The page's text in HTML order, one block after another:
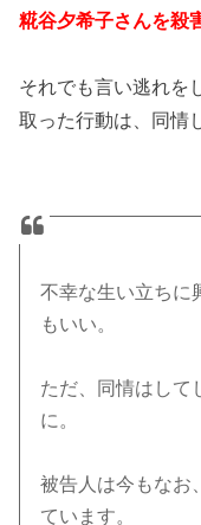
糀谷夕希子さんを殺
それでも言い逃れを
取った行動は、同情
不幸な生い立ちに
もいい。
ただ、同情はして
に。
被告人は今もなお
ています。